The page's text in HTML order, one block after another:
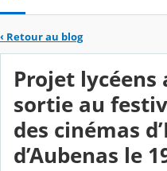
‹ Retour au blog
Projet lycéens
sortie au
des cinémas
d’Aubenas le